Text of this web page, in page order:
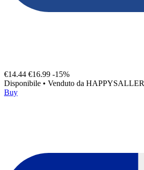
€14.44 €16.99 -15%
Disponibile • Venduto da HAPPYSALLER
Buy